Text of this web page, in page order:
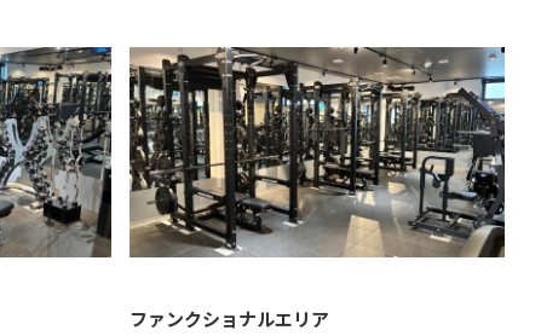
ファンクショナルエリア